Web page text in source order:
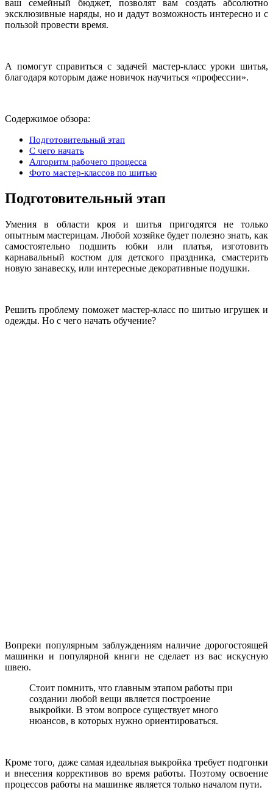
ваш семейный бюджет, позволят вам создать абсолютно
эксклюзивные наряды, но и дадут возможность интересно и с
пользой провести время.
А помогут справиться с задачей мастер-класс уроки шитья,
благодаря которым даже новичок научиться «профессии».
Содержимое обзора:
Подготовительный этап
С чего начать
Алгоритм рабочего процесса
Фото мастер-классов по шитью
Подготовительный этап
Умения в области кроя и шитья пригодятся не только
опытным мастерицам. Любой хозяйке будет полезно знать, как
самостоятельно подшить юбки или платья, изготовить
карнавальный костюм для детского праздника, смастерить
новую занавеску, или интересные декоративные подушки.
Решить проблему поможет мастер-класс по шитью игрушек и
одежды. Но с чего начать обучение?
Вопреки популярным заблуждениям наличие дорогостоящей
машинки и популярной книги не сделает из вас искусную
швею.
Стоит помнить, что главным этапом работы при
создании любой вещи является построение
выкройки. В этом вопросе существует много
нюансов, в которых нужно ориентироваться.
Кроме того, даже самая идеальная выкройка требует подгонки
и внесения коррективов во время работы. Поэтому освоение
процессов работы на машинке является только началом пути.